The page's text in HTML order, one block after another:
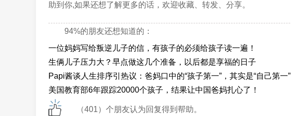
助到你,如果还想了解更多的话，欢迎收藏、转发、分享。
94%的朋友还想知道的：
一位妈妈写给叛逆儿子的信，有孩子的必须给孩子读一遍！
生俩儿子压力大？早点做这几个准备，以后都是享福的日子
Papi酱谈人生排序引热议：爸妈口中的“孩子第一”，其实是“自己第一”
美国教育部6年跟踪20000个孩子，结果让中国爸妈扎心了！
（401）个朋友认为回复得到帮助。